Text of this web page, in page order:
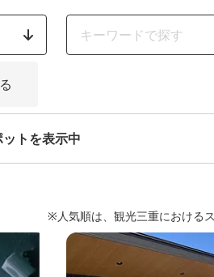
トを表示中
※人気順は、観光三重における